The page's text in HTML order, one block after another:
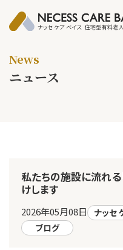
News
ニュース
私たちの施設に流れる
けします
2026年05月08日
ナッセ
ブログ